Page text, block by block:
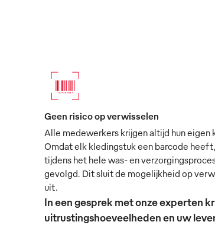
Geen risico op verwisselen
Alle medewerkers krijgen altijd hun eigen
Omdat elk kledingstuk een barcode
tijdens het hele was- en
gevolgd. Dit sluit de mogelijkheid op
uit.
In een gesprek met onze experten
uitrustingshoeveelheden en uw